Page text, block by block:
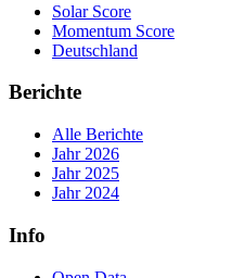
Solar Score
Momentum Score
Deutschland
Berichte
Alle Berichte
Jahr 2026
Jahr 2025
Jahr 2024
Info